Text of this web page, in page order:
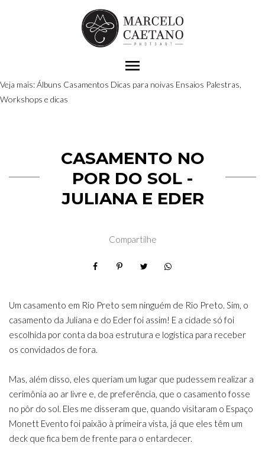
menu
Veja mais:Álbuns Casamentos Dicas para noivas Ensaios Palestras,
Workshops e dicas
CASAMENTO NO
POR DO SOL -
JULIANA E EDER
Compartilhe
Um casamento em Rio Preto sem ninguém de Rio Preto. Sim, o
casamento da Juliana e do Eder foi assim! E a cidade só foi
escolhida por conta da boa estrutura e logística para receber
os convidados de fora.
Mas, além disso, eles queriam um lugar que pudessem realizar a
cerimônia ao ar livre e, de preferência, que o casamento fosse
no pôr do sol. Eles me disseram que, quando visitaram o Espaço
Monett Evento foi paixão à primeira vista, já que eles têm um
deck que fica bem de frente para o entardecer.